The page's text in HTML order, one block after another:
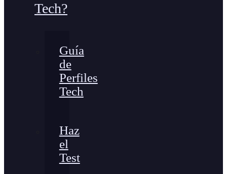
Tech?
Guía
de
Perfiles
Tech
Haz
el
Test